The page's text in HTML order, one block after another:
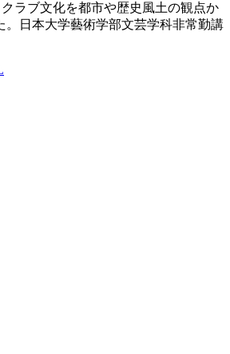
ラブ文化を都市や歴史風土の観点か
。日本大学藝術学部文芸学科非常勤講